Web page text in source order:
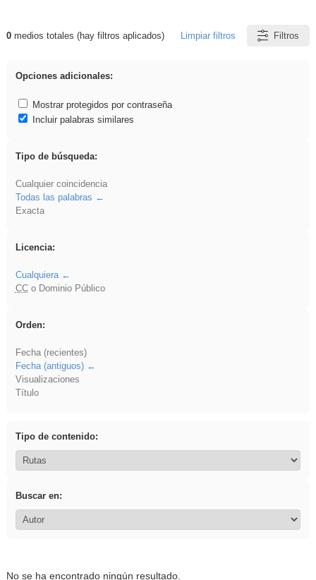
Resultados de: sumar
0medios totales (hay filtros aplicados) Limpiar filtros Filtros
Opciones adicionales:
Mostrar protegidos por contraseña
Incluir palabras similares
Tipo de búsqueda:
Cualquier coincidencia
Todas las palabras
Exacta
Licencia:
Cualquiera
CCo Dominio Público
Orden:
Fecha (recientes)
Fecha (antiguos)
Visualizaciones
Título
Tipo de contenido:
Buscar en:
No se ha encontrado ningún resultado.